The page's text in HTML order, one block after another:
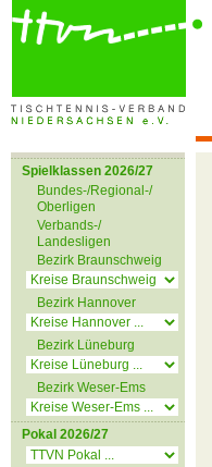
Spielklassen 2026/27
Bundes-/Regional-/
Oberligen
Verbands-/
Landesligen
Bezirk Braunschweig
Bezirk Hannover
Bezirk Lüneburg
Bezirk Weser-Ems
Pokal 2026/27